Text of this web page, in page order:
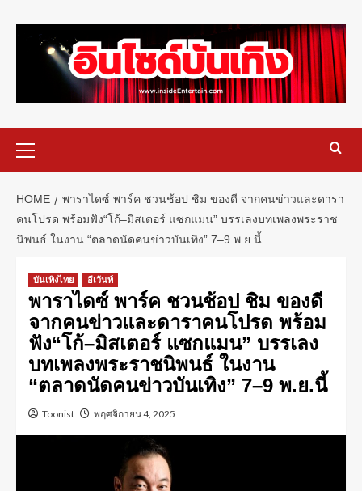
HOME
พาราไดซ์ พาร์ค ชวนช้อป ชิม ของดี จากคนข่าวและดารา
คนโปรด พร้อมฟัง“โก้–มิสเตอร์ แซกแมน” บรรเลงบทเพลงพระราช
นิพนธ์ ในงาน “ตลาดนัดคนข่าวบันเทิง” 7–9 พ.ย.นี้
บันเทิงไทย อีเว้นท์
พาราไดซ์ พาร์ค ชวนช้อป ชิม ของดี
จากคนข่าวและดาราคนโปรด พร้อม
ฟัง“โก้–มิสเตอร์ แซกแมน” บรรเลง
บทเพลงพระราชนิพนธ์ ในงาน
“ตลาดนัดคนข่าวบันเทิง” 7–9 พ.ย.นี้
Toonist พฤศจิกายน 4, 2025